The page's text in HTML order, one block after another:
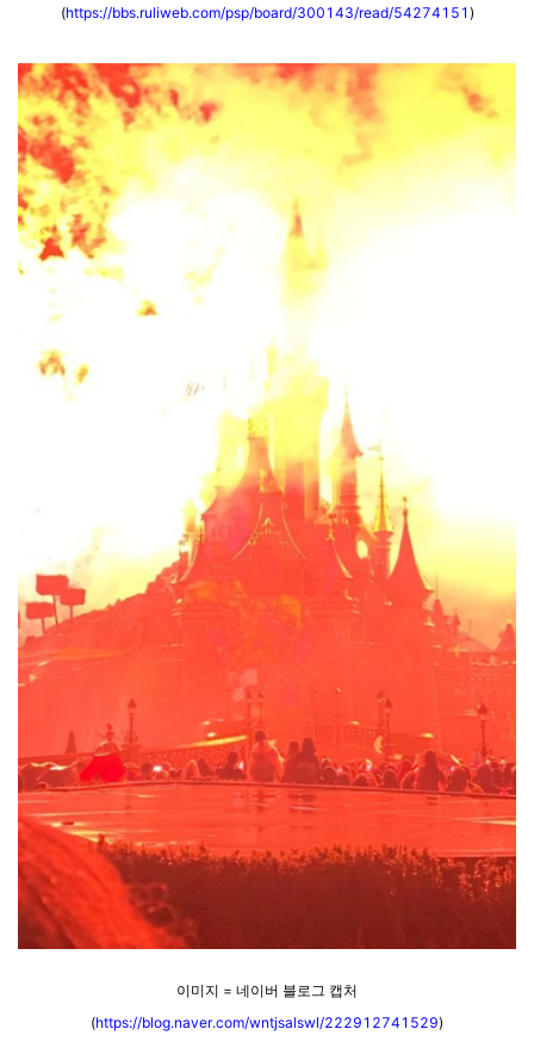
(https://bbs.ruliweb.com/psp/board/300143/read/54274151 )
이미지 = 네이버 블로그 캡처
(https://blog.naver.com/wntjsalswl/222912741529)